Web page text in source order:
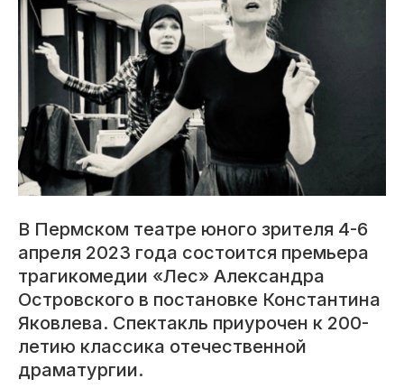
В Пермском театре юного зрителя 4-6
апреля 2023 года состоится премьера
трагикомедии «Лес» Александра
Островского в постановке Константина
Яковлева. Спектакль приурочен к 200-
летию классика отечественной
драматургии.